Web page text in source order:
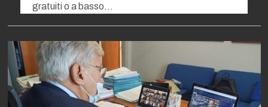
gratuiti o a basso…